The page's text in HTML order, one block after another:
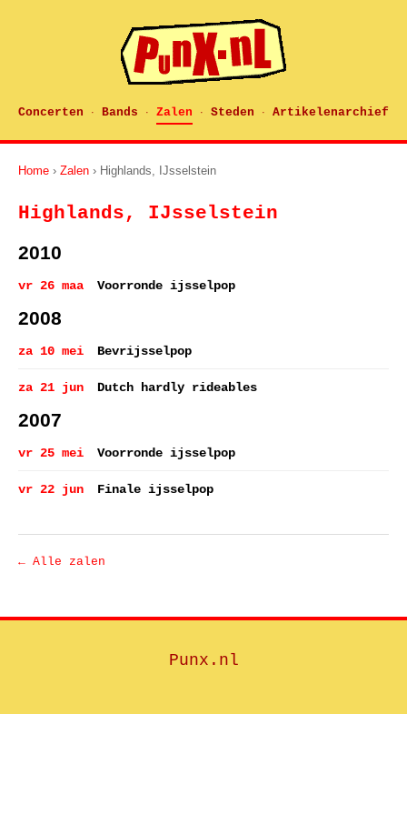
Concerten · Bands · Zalen · Steden · Artikelenarchief
Home › Zalen › Highlands, IJsselstein
Highlands, IJsselstein
2010
vr 26 maa Voorronde ijsselpop
2008
za 10 mei Bevrijsselpop
za 21 jun Dutch hardly rideables
2007
vr 25 mei Voorronde ijsselpop
vr 22 jun Finale ijsselpop
← Alle zalen
Punx.nl